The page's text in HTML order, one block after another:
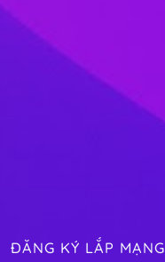
ĐĂNG KÝ LẮP